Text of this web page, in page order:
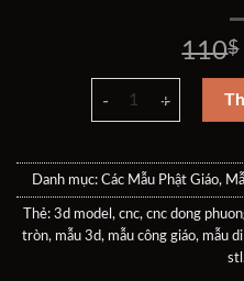
110$
Văn Thù - Phổ Hiền
Danh mục: Các Mẫu Phật Giáo,
Thẻ: 3d model , cnc, cnc dong
tròn, mẫu 3d, mẫu công giáo, mẫu
stl ,